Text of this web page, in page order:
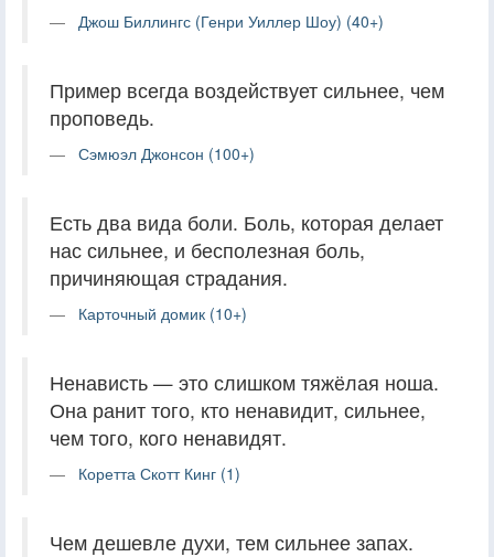
Джош Биллингс (Генри Уиллер Шоу) (40+)
Пример всегда воздействует сильнее, чем
проповедь.
Сэмюэл Джонсон (100+)
Есть два вида боли. Боль, которая делает
нас сильнее, и бесполезная боль,
причиняющая страдания.
Карточный домик (10+)
Ненависть — это слишком тяжёлая ноша.
Она ранит того, кто ненавидит, сильнее,
чем того, кого ненавидят.
Коретта Скотт Кинг (1)
Чем дешевле духи, тем сильнее запах.